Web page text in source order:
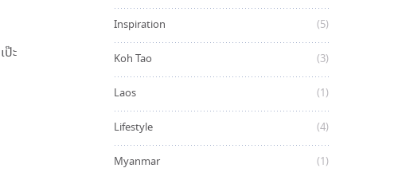
ะ
Inspiration (5)
Koh Tao (3)
Laos (1)
Lifestyle (4)
Myanmar (1)